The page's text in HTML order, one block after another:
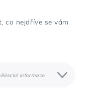
co nejdříve se vám